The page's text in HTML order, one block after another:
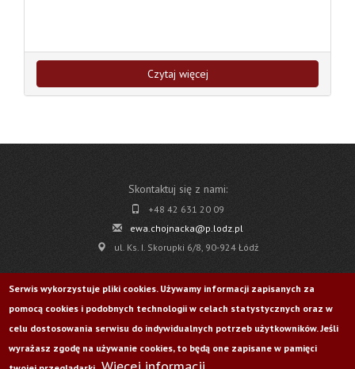
Czytaj więcej
Skontaktuj się z nami:
+48 42 631 20 09
ewa.chojnacka@p.lodz.pl
ul. Ks. I. Skorupki 6/8, 90-924 Łódź
Pobierz
Życie Uczelni nr 176
Serwis wykorzystuje pliki cookies. Używamy informacji zapisanych za
pomocą cookies i podobnych technologii w celach statystycznych oraz w
celu dostosowania serwisu do indywidualnych potrzeb użytkowników. Jeśli
wyrażasz zgodę na używanie cookies, to będą one zapisane w pamięci